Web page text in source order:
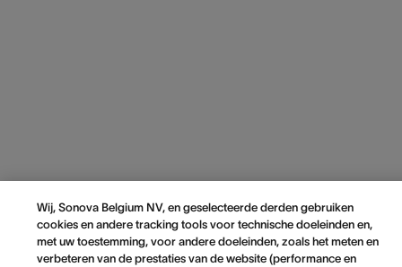
Wij, Sonova Belgium NV, en geselecteerde derden gebruiken
cookies en andere tracking tools voor technische doeleinden en,
met uw toestemming, voor andere doeleinden, zoals het meten en
verbeteren van de prestaties van de website (performance en